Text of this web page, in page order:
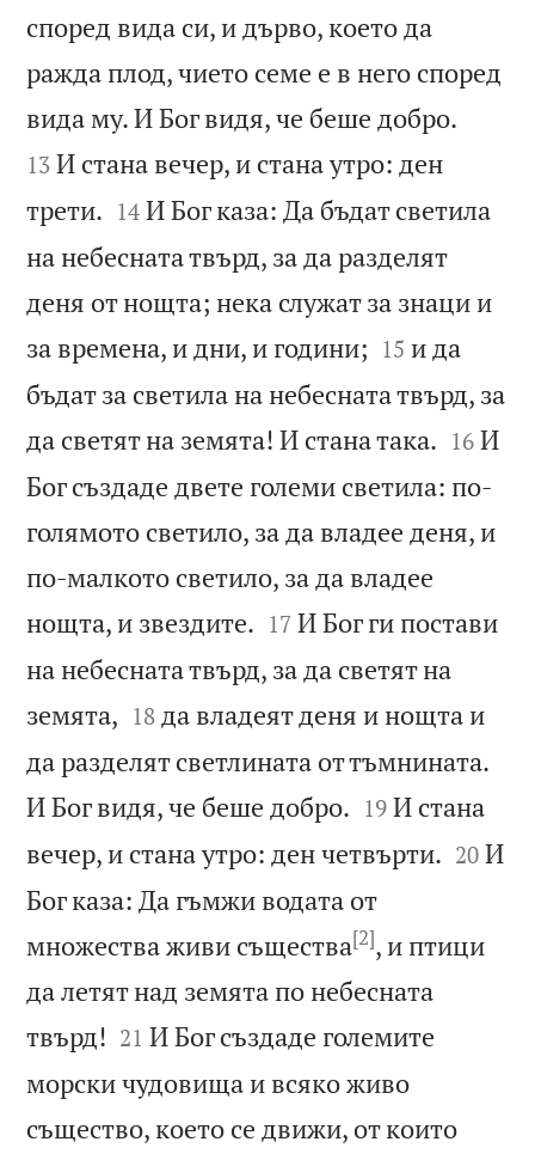
според вида си, и дърво, което да
ражда плод, чието семе е в него според
вида му. И Бог видя, че беше добро.
13 И стана вечер, и стана утро: ден
трети. 

14 И Бог каза: Да бъдат светила
на небесната твърд, за да разделят
деня от нощта; нека служат за знаци и
за времена, и дни, и години; 

15 и да
бъдат за светила на небесната твърд, за
да светят на земята! И стана така. 

16 И
Бог създаде двете големи светила: по-
голямото светило, за да владее деня, и
по-малкото светило, за да владее
нощта, и звездите. 

17 И Бог ги постави
на небесната твърд, за да светят на
земята, 

18 да владеят деня и нощта и
да разделят светлината от тъмнината.
И Бог видя, че беше добро. 

19 И стана
вечер, и стана утро: ден четвърти. 

20 И
Бог каза: Да гъмжи водата от
множества живи същества[2], и птици
да летят над земята по небесната
твърд! 

21 И Бог създаде големите
морски чудовища и всяко живо
същество, което се движи, от които